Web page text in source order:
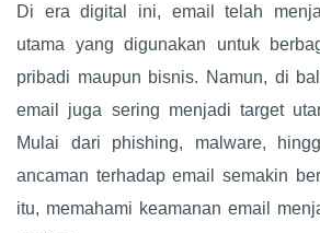
Di era digital ini, email telah
utama yang digunakan untuk
pribadi maupun bisnis. Namun, di
email juga sering menjadi target
Mulai dari phishing, malware,
ancaman terhadap email semakin
itu, memahami keamanan email